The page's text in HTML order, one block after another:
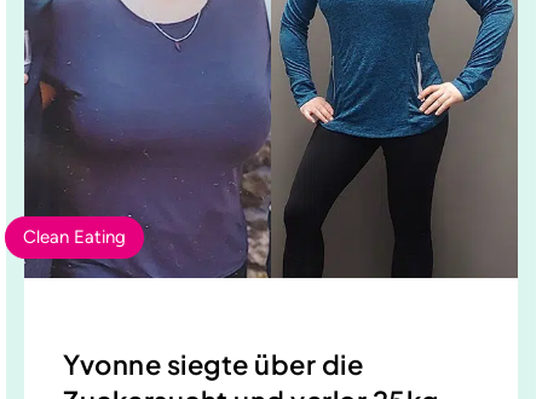
Clean Eating
Yvonne siegte über die